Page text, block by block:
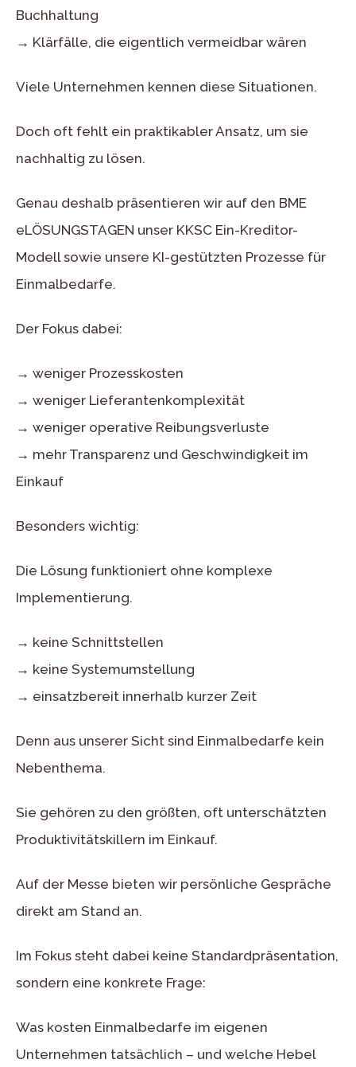
Buchhaltung
→ Klärfälle, die eigentlich vermeidbar wären
Viele Unternehmen kennen diese Situationen.
Doch oft fehlt ein praktikabler Ansatz, um sie
nachhaltig zu lösen.
Genau deshalb präsentieren wir auf den BME
eLÖSUNGSTAGEN unser KKSC Ein-Kreditor-
Modell sowie unsere KI-gestützten Prozesse für
Einmalbedarfe.
Der Fokus dabei:
→ weniger Prozesskosten
→ weniger Lieferantenkomplexität
→ weniger operative Reibungsverluste
→ mehr Transparenz und Geschwindigkeit im
Einkauf
Besonders wichtig:
Die Lösung funktioniert ohne komplexe
Implementierung.
→ keine Schnittstellen
→ keine Systemumstellung
→ einsatzbereit innerhalb kurzer Zeit
Denn aus unserer Sicht sind Einmalbedarfe kein
Nebenthema.
Sie gehören zu den größten, oft unterschätzten
Produktivitätskillern im Einkauf.
Auf der Messe bieten wir persönliche Gespräche
direkt am Stand an.
Im Fokus steht dabei keine Standardpräsentation,
sondern eine konkrete Frage:
Was kosten Einmalbedarfe im eigenen
Unternehmen tatsächlich – und welche Hebel